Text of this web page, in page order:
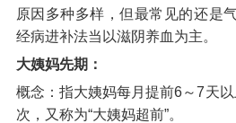
原因多种多样，但最常见的还是
经病进补法当以滋阴养血为主。
大姨妈先期：
概念：指大姨妈每月提前6～7天
次，又称为“大姨妈超前”。